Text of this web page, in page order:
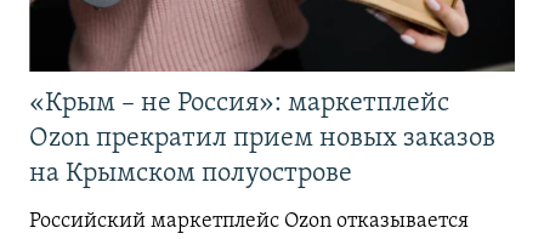
«Крым – не Россия»: маркетплейс
Ozon прекратил прием новых заказов
на Крымском полуострове
Российский маркетплейс Ozon отказывается